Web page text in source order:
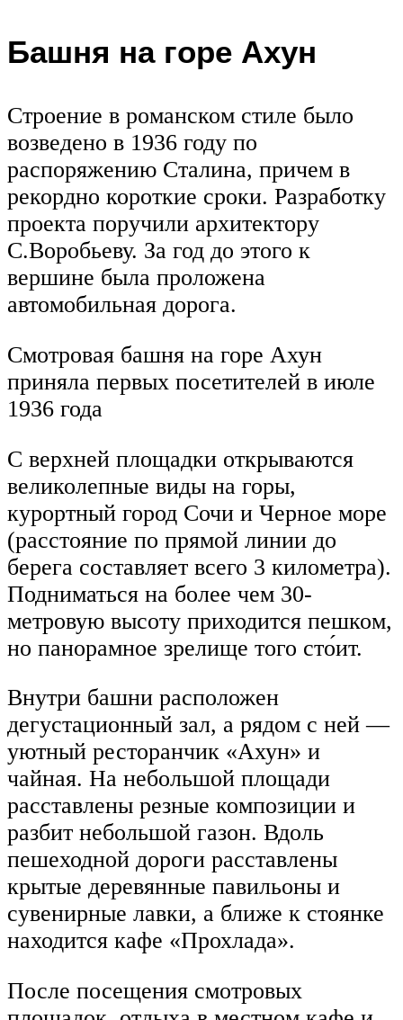
Башня на горе Ахун
Строение в романском стиле было
возведено в 1936 году по
распоряжению Сталина, причем в
рекордно короткие сроки. Разработку
проекта поручили архитектору
С.Воробьеву. За год до этого к
вершине была проложена
автомобильная дорога.
Смотровая башня на горе Ахун
приняла первых посетителей в июле
1936 года
С верхней площадки открываются
великолепные виды на горы,
курортный город Сочи и Черное море
(расстояние по прямой линии до
берега составляет всего 3 километра).
Подниматься на более чем 30-
метровую высоту приходится пешком,
но панорамное зрелище того сто́ит.
Внутри башни расположен
дегустационный зал, а рядом с ней —
уютный ресторанчик «Ахун» и
чайная. На небольшой площади
расставлены резные композиции и
разбит небольшой газон. Вдоль
пешеходной дороги расставлены
крытые деревянные павильоны и
сувенирные лавки, а ближе к стоянке
находится кафе «Прохлада».
После посещения смотровых